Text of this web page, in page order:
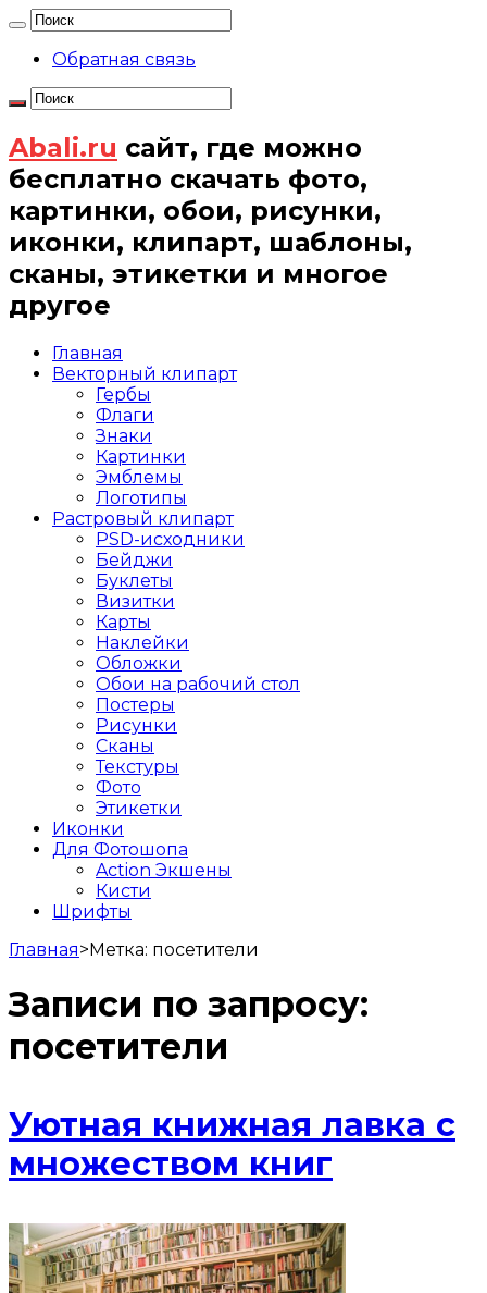
Обратная связь
Abali.ru сайт, где можно
бесплатно скачать фото,
картинки, обои, рисунки,
иконки, клипарт, шаблоны,
сканы, этикетки и многое
другое
Главная
Векторный клипарт
Гербы
Флаги
Знаки
Картинки
Эмблемы
Логотипы
Растровый клипарт
PSD-исходники
Бейджи
Буклеты
Визитки
Карты
Наклейки
Обложки
Обои на рабочий стол
Постеры
Рисунки
Сканы
Текстуры
Фото
Этикетки
Иконки
Для Фотошопа
Action Экшены
Кисти
Шрифты
Главная>Метка: посетители
Записи по запросу:
посетители
Уютная книжная лавка с
множеством книг